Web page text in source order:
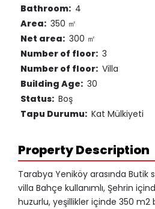
Bathroom: 4
Area: 350 ㎡
Net area: 300 ㎡
Number of floor: 3
Number of floor: Villa
Building Age: 30
Status: Boş
Tapu Durumu: Kat Mülkiyeti
Property Description
Tarabya Yeniköy arasında Butik
villa Bahçe kullanımlı, Şehrin
huzurlu, yeşillikler içinde 350